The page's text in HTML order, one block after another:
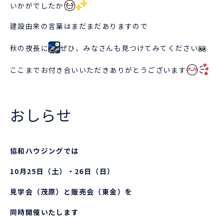
いかがでしたか
建設由来の言葉はまだまだありますので
秋の夜長に ぜひ、みなさんも見つけてみてください
ここまでお付き合いいただきありがとうございます
おしらせ
協和ハウジングでは
10月25日（土）・26日（日）
見学会（茂原）と販売会（東金）を
同時開催いたします